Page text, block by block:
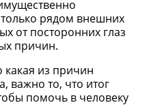
рядом внешних
от посторонних глаз
причин.
из причин
важно то, что итог
помочь в человеку